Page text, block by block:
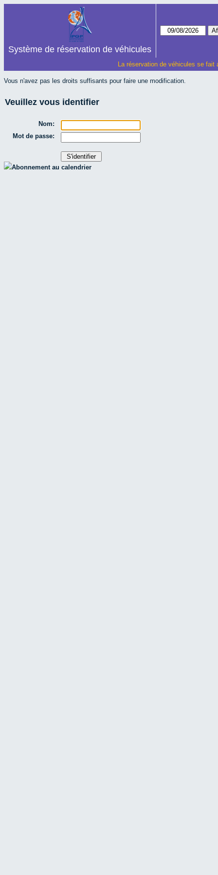
Système de réservation de véhicules
La réservation de véhicules se
Vous n'avez pas les droits suffisants pour faire une modification.
Veuillez vous identifier
Nom:
Mot de passe:
Abonnement au calendrier